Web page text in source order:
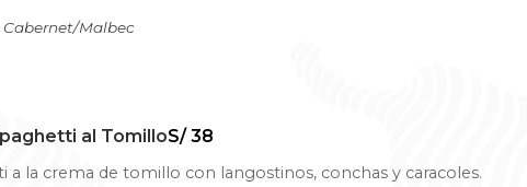
Cabernet/Malbec
al TomilloS/ 38
a la crema de tomillo con langostinos, conchas y caracoles.